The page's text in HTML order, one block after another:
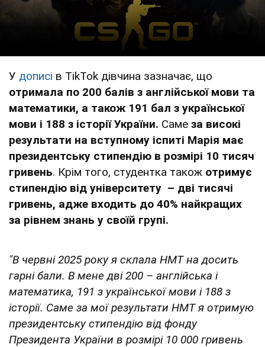
У дописі в TikTok дівчина зазначає, що
отримала по 200 балів з англійської мови та
математики, а також 191 бал з української
мови і 188 з історії України. Саме за високі
результати на вступному іспиті Марія має
президентську стипендію в розмірі 10 тисяч
гривень. Крім того, студентка також отримує
стипендію від університету – дві тисячі
гривень, адже входить до 40% найкращих
за рівнем знань у своїй групі.
"В червні 2025 року я склала НМТ на досить
гарні бали. В мене дві 200 – англійська і
математика, 191 з української мови і 188 з
історії. Саме за мої результати НМТ я отримую
президентську стипендію від фонду
Президента України в розмірі 10 000 гривень